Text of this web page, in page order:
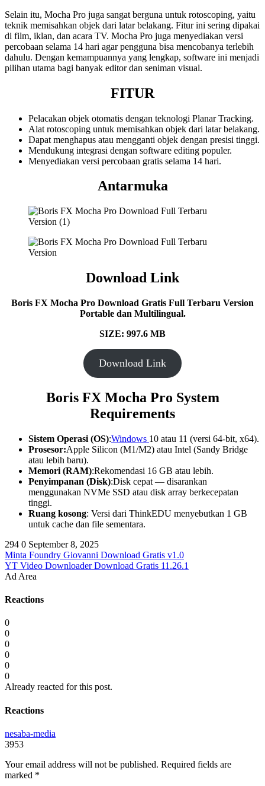
Selain itu, Mocha Pro juga sangat berguna untuk rotoscoping, yaitu
teknik memisahkan objek dari latar belakang. Fitur ini sering dipakai
di film, iklan, dan acara TV. Mocha Pro juga menyediakan versi
percobaan selama 14 hari agar pengguna bisa mencobanya terlebih
dahulu. Dengan kemampuannya yang lengkap, software ini menjadi
pilihan utama bagi banyak editor dan seniman visual.
FITUR
Pelacakan objek otomatis dengan teknologi Planar Tracking.
Alat rotoscoping untuk memisahkan objek dari latar belakang.
Dapat menghapus atau mengganti objek dengan presisi tinggi.
Mendukung integrasi dengan software editing populer.
Menyediakan versi percobaan gratis selama 14 hari.
Antarmuka
Download Link
Boris FX Mocha Pro Download Gratis Full Terbaru Version
Portable dan Multilingual.
SIZE: 997.6 MB
Download Link
Boris FX Mocha Pro System
Requirements
Sistem Operasi (OS):Windows 10 atau 11 (versi 64-bit, x64).
Prosesor:Apple Silicon (M1/M2) atau Intel (Sandy Bridge
atau lebih baru).
Memori (RAM):Rekomendasi 16 GB atau lebih.
Penyimpanan (Disk):Disk cepat — disarankan
menggunakan NVMe SSD atau disk array berkecepatan
tinggi.
Ruang kosong: Versi dari ThinkEDU menyebutkan 1 GB
untuk cache dan file sementara.
294 0 September 8, 2025
Minta Foundry Giovanni Download Gratis v1.0
YT Video Downloader Download Gratis 11.26.1
Ad Area
Reactions
0
0
0
0
0
0
Already reacted for this post.
Reactions
nesaba-media
3953
Your email address will not be published. Required fields are
marked *